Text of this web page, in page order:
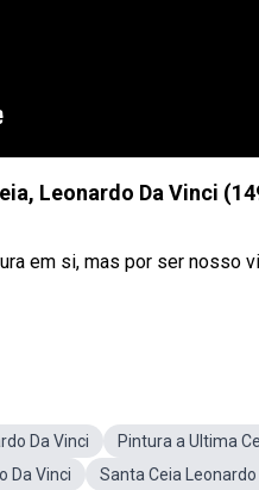
Leonardo Da Vinci
em si, mas por ser nosso
Da Vinci
Pintura a Ultima
Da Vinci
Santa Ceia Leonardo